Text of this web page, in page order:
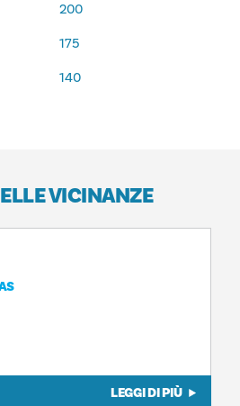
200
175
140
VICINANZE
LEGGI DI PIÙ